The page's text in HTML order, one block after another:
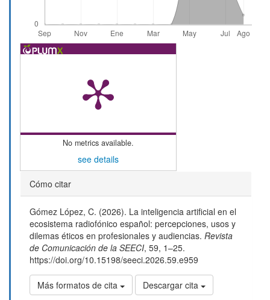
No metrics available.
see details
Detalles
del
artículo
Cómo citar
Gómez López, C. (2026). La inteligencia artificial en el
ecosistema radiofónico español: percepciones, usos y
dilemas éticos en profesionales y audiencias. Revista
de Comunicación de la SEECI, 59, 1–25.
https://doi.org/10.15198/seeci.2026.59.e959
Más formatos de cita Descargar cita